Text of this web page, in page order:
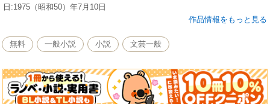
日:1975（昭和50）年7月10日
作品情報をもっと見る
無料 一般小説 小説 文芸一般